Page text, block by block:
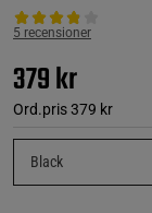
5 recensioner
379 kr
Ord.pris379 kr
Black